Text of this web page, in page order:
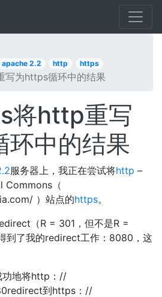
apache 2.2 http https
写为https循环中的结果
将http重写
中的结果
服务器上，我正在尝试将http –
Commons（
）站点的https。
（R = 301，但不是R =
到了我的redirect工作：8080，这
功地将http：//
到https：//